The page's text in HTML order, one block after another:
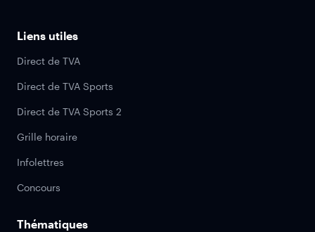
Liens utiles
Direct de TVA
Direct de TVA Sports
Direct de TVA Sports 2
Grille horaire
Infolettres
Concours
Thématiques